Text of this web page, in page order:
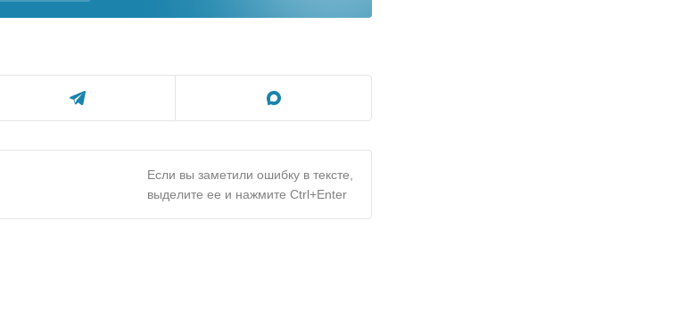
Если вы заметили ошибку в тексте,
выделите ее и нажмите Ctrl+Enter